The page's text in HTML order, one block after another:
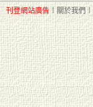
刊登網站廣告 ︱關於我們 ︱